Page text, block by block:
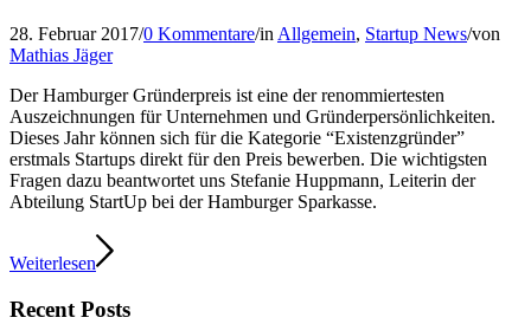
28. Februar 2017/0 Kommentare/in Allgemein, Startup News/von
Mathias Jäger
Der Hamburger Gründerpreis ist eine der renommiertesten
Auszeichnungen für Unternehmen und Gründerpersönlichkeiten.
Dieses Jahr können sich für die Kategorie “Existenzgründer”
erstmals Startups direkt für den Preis bewerben. Die wichtigsten
Fragen dazu beantwortet uns Stefanie Huppmann, Leiterin der
Abteilung StartUp bei der Hamburger Sparkasse.
Weiterlesen
Recent Posts